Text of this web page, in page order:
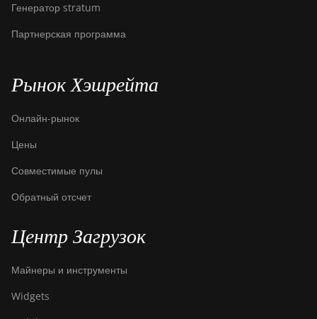
Генератор stratum
Партнерская программа
Рынок Хэшрейта
Онлайн-рынок
Цены
Совместимые пулы
Обратный отсчет
Центр Загрузок
Майнеры и инструменты
Widgets